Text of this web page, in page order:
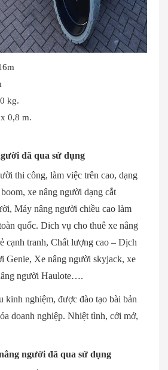
kg.
0,8 m.
đã qua sử dụng
thi công, làm việc trên cao, dạng
xe nâng người dạng cắt
Máy nâng người chiều cao làm
quốc. Dich vụ cho thuê xe nâng
cạnh tranh, Chất lượng cao – Dịch
Genie, Xe nâng người skyjack, xe
người Haulote….
kinh nghiệm, được đào tạo bài bản
doanh nghiệp. Nhiệt tình, cởi mở,
người đã qua sử dụng